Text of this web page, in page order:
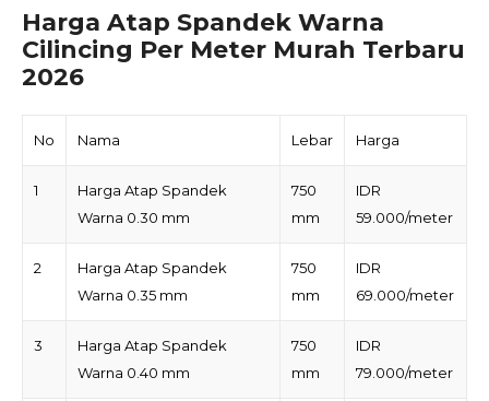
Harga Atap Spandek Warna
Cilincing Per Meter Murah Terbaru
2026
No Nama Lebar Harga
1
Harga Atap Spandek
Warna 0.30 mm
750
mm
IDR
59.000/meter
2
Harga Atap Spandek
Warna 0.35 mm
750
mm
IDR
69.000/meter
3
Harga Atap Spandek
Warna 0.40 mm
750
mm
IDR
79.000/meter